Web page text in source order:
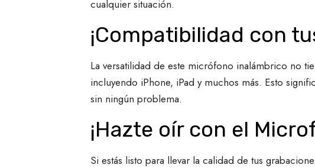
cualquier situación.
¡Compatibilidad con
La versatilidad de este micrófono inalámbrico no
incluyendo iPhone, iPad y muchos más. Esto
sin ningún problema.
¡Hazte oír con el
Si estás listo para llevar la calidad de tus